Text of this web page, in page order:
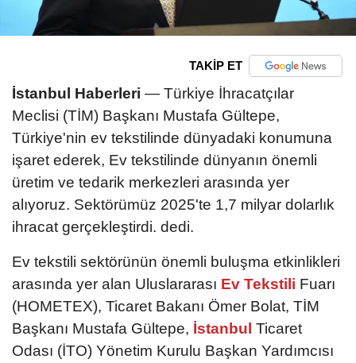
TAKİP ET
İstanbul Haberleri — Türkiye İhracatçılar
Meclisi (TİM) Başkanı Mustafa Gültepe,
Türkiye'nin ev tekstilinde dünyadaki konumuna
işaret ederek, Ev tekstilinde dünyanın önemli
üretim ve tedarik merkezleri arasında yer
alıyoruz. Sektörümüz 2025'te 1,7 milyar dolarlık
ihracat gerçekleştirdi. dedi.
Ev tekstili sektörünün önemli buluşma etkinlikleri
arasında yer alan Uluslararası Ev Tekstili Fuarı
(HOMETEX), Ticaret Bakanı Ömer Bolat, TİM
Başkanı Mustafa Gültepe, İstanbul Ticaret
Odası (İTO) Yönetim Kurulu Başkan Yardımcısı